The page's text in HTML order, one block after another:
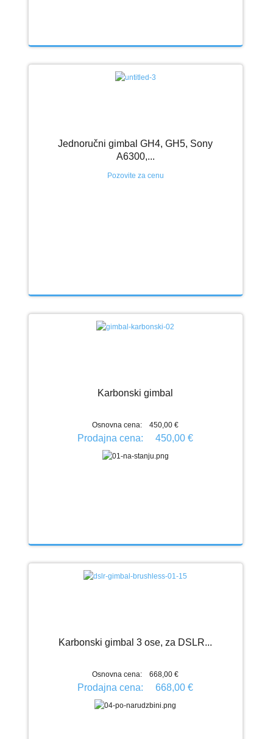
Jednoručni gimbal GH4, GH5, Sony
A6300,...
Pozovite za cenu
Karbonski gimbal
Osnovna cena: 450,00 €
Prodajna cena: 450,00 €
Karbonski gimbal 3 ose, za DSLR...
Osnovna cena: 668,00 €
Prodajna cena: 668,00 €